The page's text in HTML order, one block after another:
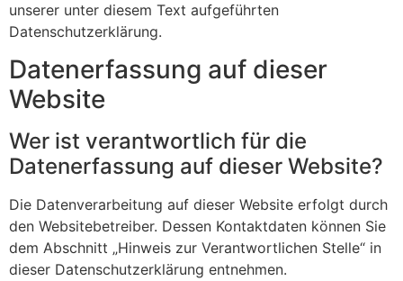
unserer unter diesem Text aufgeführten
Datenschutzerklärung.
Datenerfassung auf dieser
Website
Wer ist verantwortlich für die
Datenerfassung auf dieser Website?
Die Datenverarbeitung auf dieser Website erfolgt durch
den Websitebetreiber. Dessen Kontaktdaten können Sie
dem Abschnitt „Hinweis zur Verantwortlichen Stelle“ in
dieser Datenschutzerklärung entnehmen.